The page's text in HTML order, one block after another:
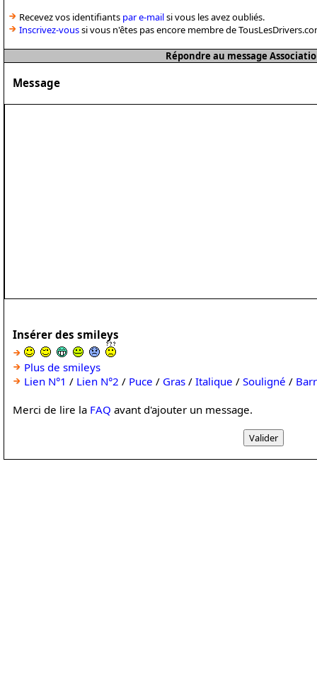
Recevez vos identifiants par e-mailsi vous les avez oubliés.
Inscrivez-voussi vous n'êtes pas encore membre de
Répondre au message
Message
Insérer des smileys
Plus de smileys
Lien N°1 / Lien N°2 / Puce / Gras / Italique / Souligné /
Merci de lire la FAQ avant d'ajouter un message.